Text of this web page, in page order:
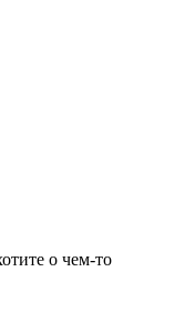
о чем-то